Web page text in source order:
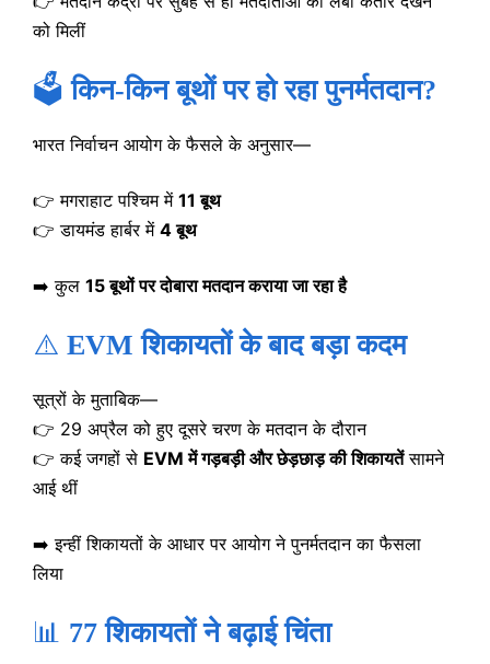
को मिलीं
🗳️किन-किन बूथों पर हो रहा पुनर्मतदान?
भारत निर्वाचन आयोग के फैसले के अनुसार—
👉 मगराहाट पश्चिम में 11 बूथ
👉 डायमंड हार्बर में 4 बूथ
➡️ कुल 15 बूथों पर दोबारा मतदान कराया जा रहा है
⚠️ EVM शिकायतों के बाद बड़ा कदम
सूत्रों के मुताबिक—
👉 29 अप्रैल को हुए दूसरे चरण के मतदान के दौरान
👉 कई जगहों से EVM में गड़बड़ी और छेड़छाड़ की शिकायतेंसामने
आई थीं
➡️ इन्हीं शिकायतों के आधार पर आयोग ने पुनर्मतदान का फैसला
लिया
📊 77 शिकायतों ने बढ़ाई चिंता